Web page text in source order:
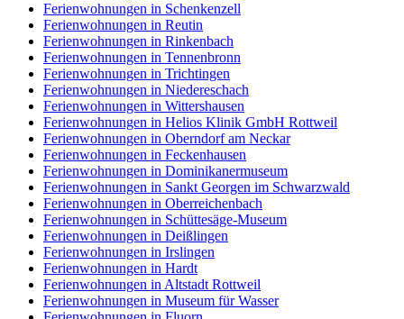
Ferienwohnungen in Schenkenzell
Ferienwohnungen in Reutin
Ferienwohnungen in Rinkenbach
Ferienwohnungen in Tennenbronn
Ferienwohnungen in Trichtingen
Ferienwohnungen in Niedereschach
Ferienwohnungen in Wittershausen
Ferienwohnungen in Helios Klinik GmbH Rottweil
Ferienwohnungen in Oberndorf am Neckar
Ferienwohnungen in Feckenhausen
Ferienwohnungen in Dominikanermuseum
Ferienwohnungen in Sankt Georgen im Schwarzwald
Ferienwohnungen in Oberreichenbach
Ferienwohnungen in Schüttesäge-Museum
Ferienwohnungen in Deißlingen
Ferienwohnungen in Irslingen
Ferienwohnungen in Hardt
Ferienwohnungen in Altstadt Rottweil
Ferienwohnungen in Museum für Wasser